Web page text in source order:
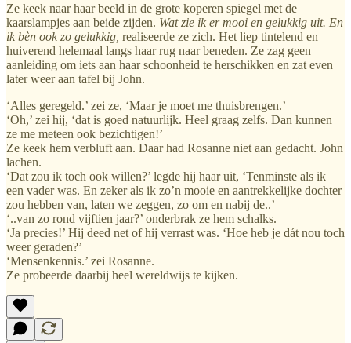
Ze keek naar haar beeld in de grote koperen spiegel met de
kaarslampjes aan beide zijden. Wat zie ik er mooi en gelukkig uit. En
ik bèn ook zo gelukkig, realiseerde ze zich. Het liep tintelend en
huiverend helemaal langs haar rug naar beneden. Ze zag geen
aanleiding om iets aan haar schoonheid te herschikken en zat even
later weer aan tafel bij John.
‘Alles geregeld.’ zei ze, ‘Maar je moet me thuisbrengen.’
‘Oh,’ zei hij, ‘dat is goed natuurlijk. Heel graag zelfs. Dan kunnen
ze me meteen ook bezichtigen!’
Ze keek hem verbluft aan. Daar had Rosanne niet aan gedacht. John
lachen.
‘Dat zou ik toch ook willen?’ legde hij haar uit, ‘Tenminste als ik
een vader was. En zeker als ik zo’n mooie en aantrekkelijke dochter
zou hebben van, laten we zeggen, zo om en nabij de..’
‘..van zo rond vijftien jaar?’ onderbrak ze hem schalks.
‘Ja precies!’ Hij deed net of hij verrast was. ‘Hoe heb je dát nou toch
weer geraden?’
‘Mensenkennis.’ zei Rosanne.
Ze probeerde daarbij heel wereldwijs te kijken.